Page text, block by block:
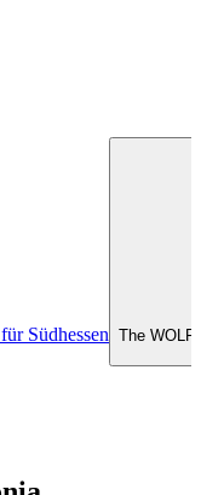
Südhessen The WOLF